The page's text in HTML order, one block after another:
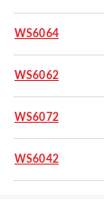
WS6064
WS6062
WS6072
WS6042